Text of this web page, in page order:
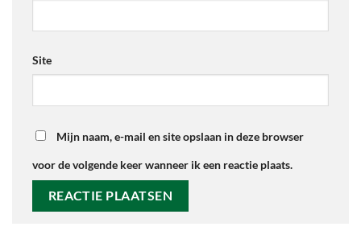
Site
Mijn naam, e-mail en site opslaan in deze browser
voor de volgende keer wanneer ik een reactie plaats.